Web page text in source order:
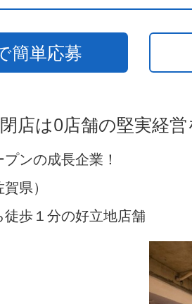
単応募
店は0店舗の堅実経
ンの成長企業！
県）
歩１分の好立地店舗